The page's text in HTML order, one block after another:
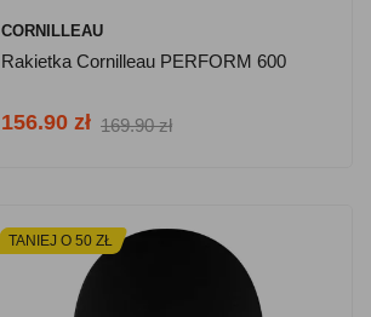
CORNILLEAU
Rakietka Cornilleau PERFORM 600
156.90 zł 169.90 zł
TANIEJ O 50 ZŁ